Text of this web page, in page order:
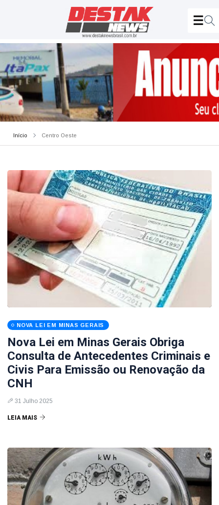
Início Centro Oeste
NOVA LEI EM MINAS GERAIS
Nova Lei em Minas Gerais Obriga
Consulta de Antecedentes Criminais e
Civis Para Emissão ou Renovação da
CNH
31 Julho 2025
LEIA MAIS